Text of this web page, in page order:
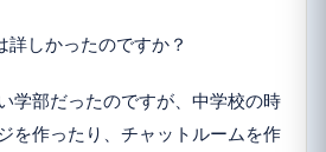
しかったのですか？
学部だったのですが、中学校の時
を作ったり、チャットルームを作